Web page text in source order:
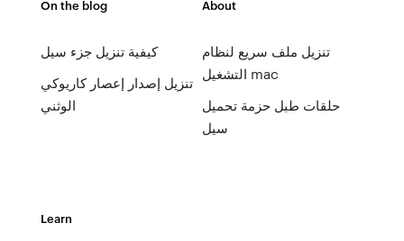
On the blog
كيفية تنزيل جزء سيل
تنزيل إصدار إعصار كاريوكي
الوثني
About
تنزيل ملف سريع لنظام
التشغيل mac
حلقات طبل حزمة تحميل
سيل
Learn